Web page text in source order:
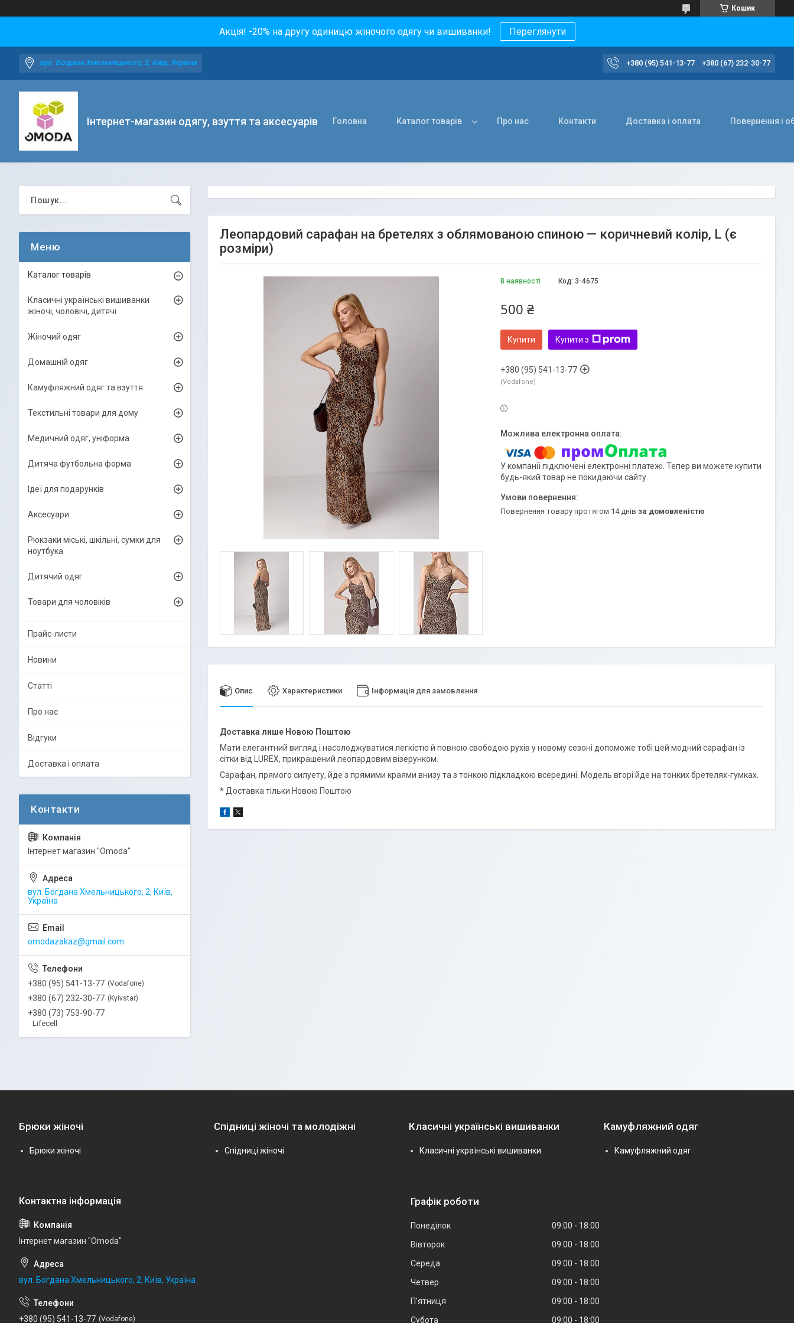
Кошик
Акція! -20% на другу одиницю жіночого одягу чи вишиванки! Переглянути
вул. Богдана Хмельницького, 2, Київ, Україна +380 (95) 541-13-77 +380 (67) 232-30-77
Інтернет-магазин одягу, взуття та аксесуарів Головна Каталог товарів Про нас Контакти Доставка і оплата Повернення і
Леопардовий сарафан на бретелях з облямованою спиною — коричневий колір, L (є
розміри)
В наявності Код: 3-4675
500 ₴
Купити Купити з
+380 (95) 541-13-77
Vodafone
У компанії підключені електронні платежі. Тепер ви можете купити
будь-який товар не покидаючи сайту.
повернення товару протягом 14 днів за домовленістю
Опис Характеристики Інформація для замовлення
Доставка лише Новою Поштою
Мати елегантний вигляд і насолоджуватися легкістю й повною свободою рухів у новому сезоні допоможе тобі цей модний сарафан із
сітки від LUREX, прикрашений леопардовим візерунком.
Сарафан, прямого силуету, йде з прямими краями внизу та з тонкою підкладкою всередині. Модель вгорі йде на тонких бретелях-гумках.
* Доставка тільки Новою Поштою
Каталог товарів
Класичні українські вишиванки
жіночі, чоловічі, дитячі
Жіночий одяг
Домашній одяг
Камуфляжний одяг та взуття
Текстильні товари для дому
Медичний одяг, уніформа
Дитяча футбольна форма
Ідеї для подарунків
Аксесуари
Рюкзаки міські, шкільні, сумки для
ноутбука
Дитячий одяг
Товари для чоловіків
Прайс-листи
Новини
Статті
Про нас
Відгуки
Доставка і оплата
Інтернет магазин "Omoda"
вул. Богдана Хмельницького, 2, Київ,
Україна
omodazakaz@gmail.com
+380 (95) 541-13-77 Vodafone
+380 (67) 232-30-77 Kyivstar
+380 (73) 753-90-77
Lifecell
Брюки жіночі
Брюки жіночі
Спідниці жіночі та молодіжні
Спідниці жіночі
Класичні українські вишиванки
Класичні українські вишиванки
Камуфляжний одяг
Камуфляжний одяг
Інтернет магазин "Omoda"
вул. Богдана Хмельницького, 2, Київ, Україна
+380 (95) 541-13-77 Vodafone
Графік роботи
Понеділок 09:00
18:00
Вівторок
09:00
18:00
Середа
09:00
18:00
Четвер
09:00
18:00
Пʼятниця
09:00
18:00
Субота
09:00 18:00